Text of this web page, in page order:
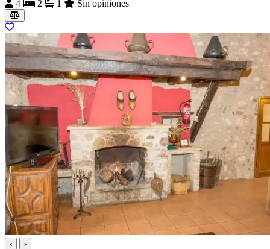
4 2 1 Sin opiniones
‹ ›